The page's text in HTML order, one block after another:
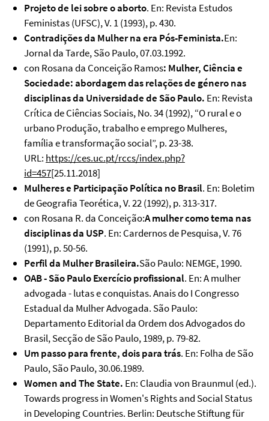
Projeto de lei sobre o aborto. En: Revista Estudos
Feministas (UFSC), V. 1 (1993), p. 430.
Contradições da Mulher na era Pós-Feminista.En:
Jornal da Tarde, São Paulo, 07.03.1992.
con Rosana da Conceição Ramos: Mulher, Ciência e
Sociedade: abordagem das relações de género nas
disciplinas da Universidade de São Paulo. En: Revista
Crítica de Ciências Sociais, No. 34 (1992), “O rural e o
urbano Produção, trabalho e emprego Mulheres,
família e transformação social”, p. 23-38.
URL: https://ces.uc.pt/rccs/index.php?
id=457[25.11.2018]
Mulheres e Participação Política no Brasil. En: Boletim
de Geografia Teorética, V. 22 (1992), p. 313-317.
con Rosana R. da Conceição:A mulher como tema nas
disciplinas da USP. En: Cardernos de Pesquisa, V. 76
(1991), p. 50-56.
Perfil da Mulher Brasileira.São Paulo: NEMGE, 1990.
OAB - São Paulo Exercício profissional. En: A mulher
advogada - lutas e conquistas. Anais do I Congresso
Estadual da Mulher Advogada. São Paulo:
Departamento Editorial da Ordem dos Advogados do
Brasil, Secção de São Paulo, 1989, p. 79-82.
Um passo para frente, dois para trás. En: Folha de São
Paulo, São Paulo, 30.06.1989.
Women and The State. En: Claudia von Braunmul (ed.).
Towards progress in Women's Rights and Social Status
in Developing Countries. Berlin: Deutsche Stiftung für